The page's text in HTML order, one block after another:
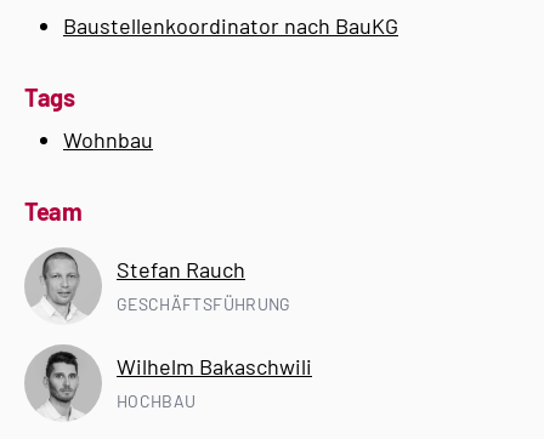
Baustellenkoordinator nach BauKG
Tags
Wohnbau
Team
Stefan Rauch
GESCHÄFTSFÜHRUNG
Wilhelm Bakaschwili
HOCHBAU